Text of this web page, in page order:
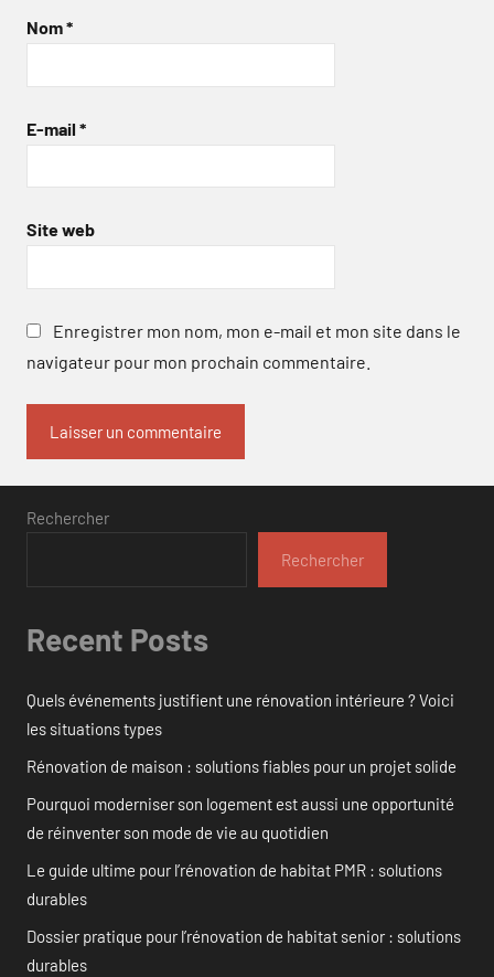
Nom*
E-mail *
Site web
Enregistrer mon nom, mon e-mail et mon site dans le
navigateur pour mon prochain commentaire.
Rechercher
Rechercher
Recent Posts
Quels événements justifient une rénovation intérieure ? Voici
les situations types
Rénovation de maison : solutions fiables pour un projet solide
Pourquoi moderniser son logement est aussi une opportunité
de réinventer son mode de vie au quotidien
Le guide ultime pour l’rénovation de habitat PMR : solutions
durables
Dossier pratique pour l’rénovation de habitat senior : solutions
durables